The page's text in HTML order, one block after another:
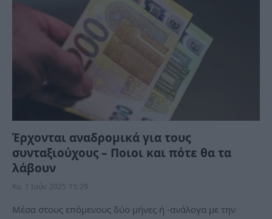
Έρχονται αναδρομικά για τους
συνταξιούχους – Ποιοι και πότε θα τα
λάβουν
Κυ, 1 Ιούν 2025 15:29
Μέσα στους επόμενους δύο μήνες ή -ανάλογα με την